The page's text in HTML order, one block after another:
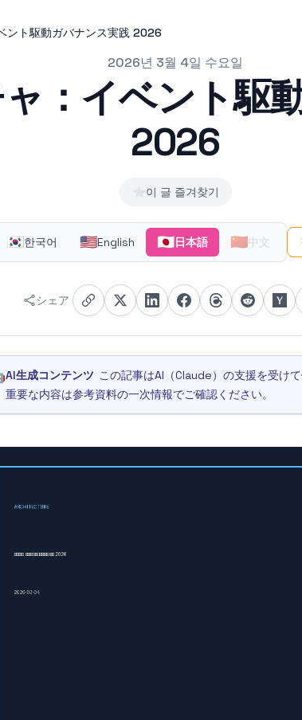
ント駆動ガバナンス実践 2026
2026년 3월 4일 수요일
：イベント駆
2026
⭐이 글 즐겨찾기
🇰🇷한국어 🇺🇸English 🇯🇵日本語 🇨🇳中文
シェア
AI生成コンテンツ この記事はAI（Claude）の支援を受け
重要な内容は参考資料の一次情報でご確認ください。